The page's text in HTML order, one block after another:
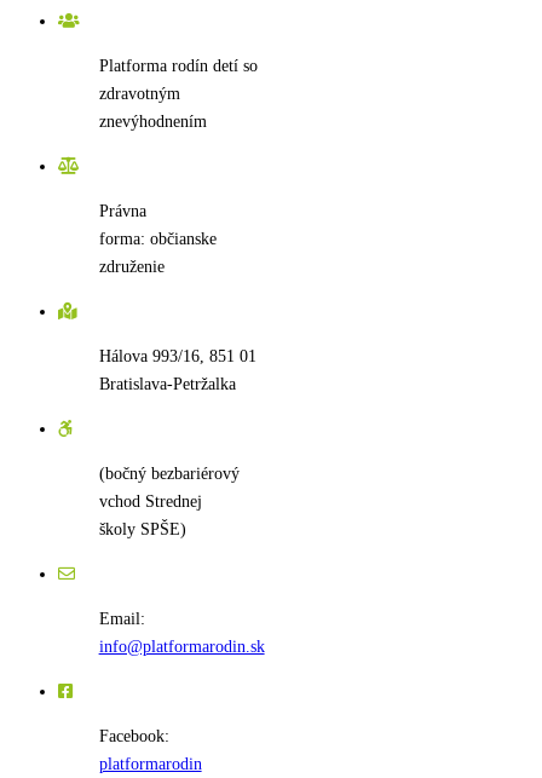
Platforma rodín detí so
zdravotným
znevýhodnením
Právna
forma: občianske
združenie
Hálova 993/16, 851 01
Bratislava-Petržalka
(bočný bezbariérový
vchod Strednej
školy SPŠE)
Email:
info@platformarodin.sk
Facebook:
platformarodin